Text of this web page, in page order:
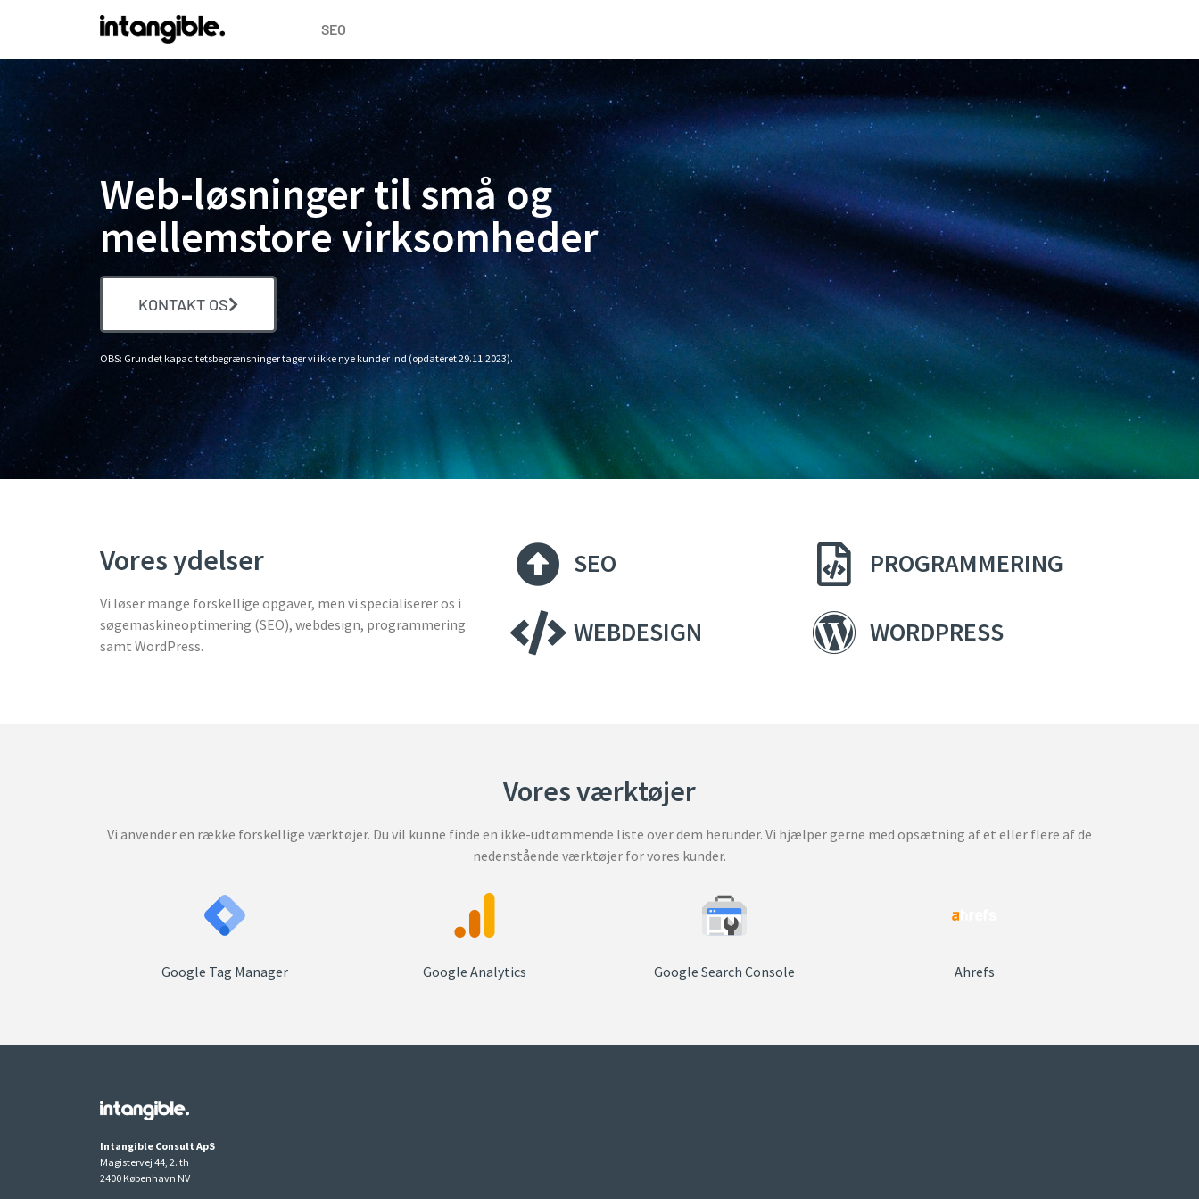
SEO
Web-løsninger til små og
mellemstore virksomheder
KONTAKT OS
OBS: Grundet kapacitetsbegrænsninger tager vi ikke nye kunder ind (opdateret 29.11.2023).
Vores ydelser
Vi løser mange forskellige opgaver, men vi specialiserer os i
søgemaskineoptimering (SEO), webdesign, programmering
samt WordPress.
SEO PROGRAMMERING
WEBDESIGN WORDPRESS
Vores værktøjer
Vi anvender en række forskellige værktøjer. Du vil kunne finde en ikke-udtømmende liste over dem herunder. Vi hjælper gerne med opsætning af et eller flere af de
nedenstående værktøjer for vores kunder.
Google Tag Manager Google Analytics Google Search Console Ahrefs
Intangible Consult ApS
Magistervej 44, 2. th
2400 København NV